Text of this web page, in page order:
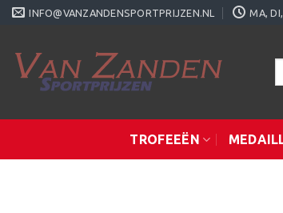
Ga
INFO@VANZANDENSPORTPRIJZEN.NL MA,
TROFEEËN